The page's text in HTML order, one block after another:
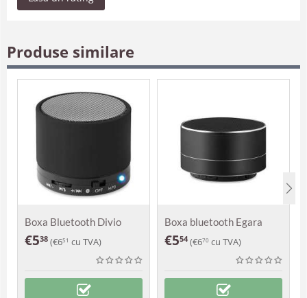
Produse similare
Boxa Bluetooth Divio
€538 (€651 cu TVA)
Boxa bluetooth Egara
€554 (€670 cu TVA)